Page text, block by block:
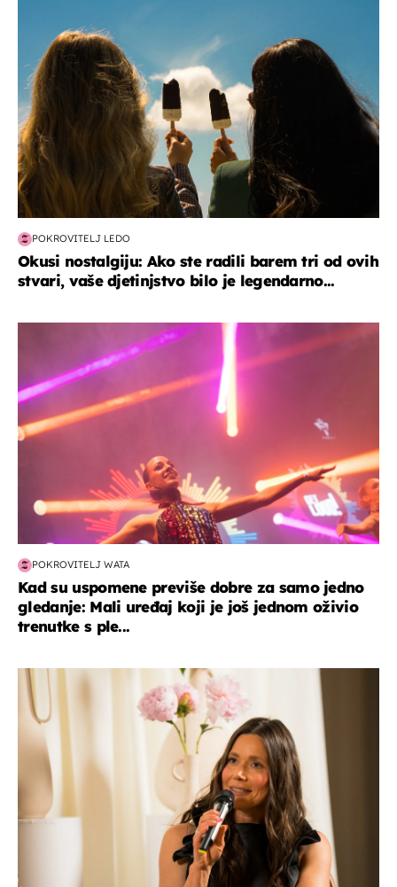
POKROVITELJ LEDO
Okusi nostalgiju: Ako ste radili barem tri od ovih
stvari, vaše djetinjstvo bilo je legendarno...
POKROVITELJ WATA
Kad su uspomene previše dobre za samo jedno
gledanje: Mali uređaj koji je još jednom oživio
trenutke s ple...
moda & ljepota